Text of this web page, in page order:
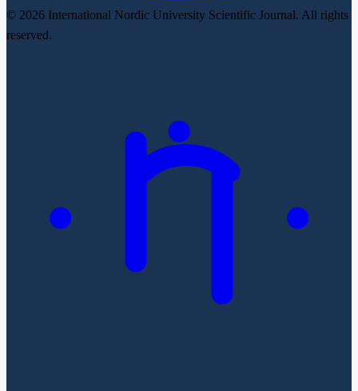
© 2026 International Nordic University Scientific Journal. All rights
reserved.